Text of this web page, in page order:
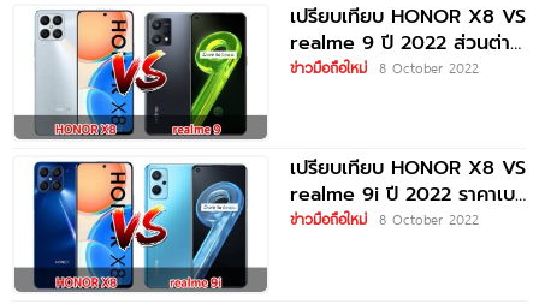
เปรียบเทียบ HONOR X8 VS
realme 9 ปี 2022 ส่วนต่าง
500
ข่าวมือถือใหม่ 8 October 2022
เปรียบเทียบ HONOR X8 VS
realme 9i ปี 2022 ราคาเบา
ๆ
ข่าวมือถือใหม่ 8 October 2022